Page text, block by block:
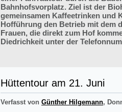
Bahnhofsvorplatz. Ziel ist der
gemeinsamen Kaffeetrinken und
Hofführung den Betrieb mit dem
Frauen, die direkt zum Hof
Diedrichkeit unter der
Hüttentour am 21. Juni
Verfasst von Günther Hilgemann,